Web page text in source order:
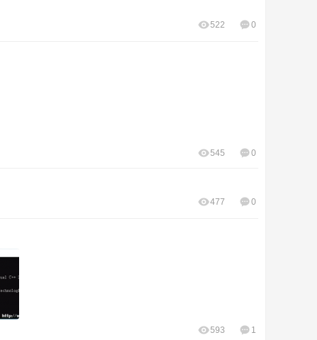
0
522
0
545
0
477
1
593